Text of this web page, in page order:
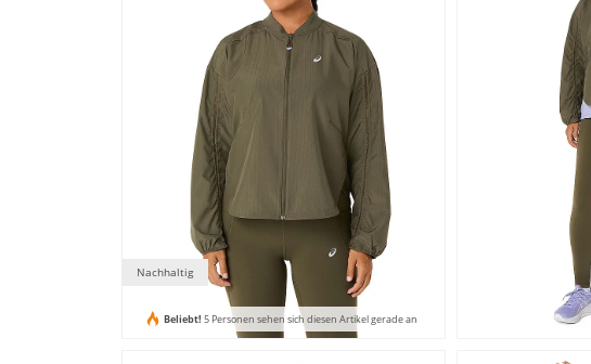
Nachhaltig
Beliebt! 5 Personen sehen sich diesen Artikel gerade an